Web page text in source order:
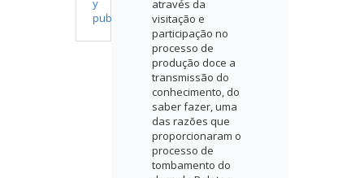
publicación
através da
visitação e
participação no
processo de
produção doce a
transmissão do
conhecimento, do
saber fazer, uma
das razões que
proporcionaram o
processo de
tombamento do